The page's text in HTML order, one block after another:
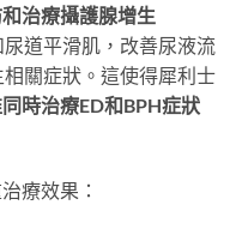
治療攝護腺增生
尿道平滑肌，改善尿液流
關症狀。這使得犀利士
時治療ED和BPH症狀
療效果：